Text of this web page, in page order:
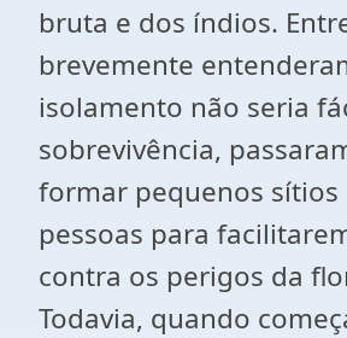
bruta e dos índios.
brevemente
isolamento não seria
sobrevivência,
formar pequenos sítios
pessoas para
contra os perigos da
Todavia, quando